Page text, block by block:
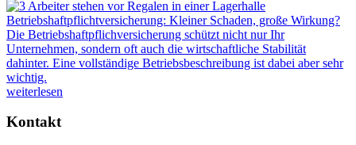
Betriebshaftpflichtversicherung: Kleiner Schaden, große Wirkung?
Die Betriebshaftpflichversicherung schützt nicht nur Ihr
Unternehmen, sondern oft auch die wirtschaftliche Stabilität
dahinter. Eine vollständige Betriebsbeschreibung ist dabei aber sehr
wichtig.
weiterlesen
Kontakt